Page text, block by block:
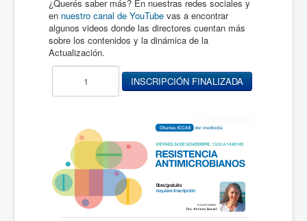
¿Querés saber más? En nuestras redes sociales y
en nuestro canal de YouTube vas a encontrar
algunos videos donde las directores cuentan más
sobre los contenidos y la dinámica de la
Actualización.